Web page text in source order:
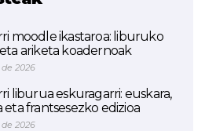
moodle ikastaroa: liburuko
ariketa koadernoak
2026
liburua eskuragarri: euskara,
eta frantsesezko edizioa
2026